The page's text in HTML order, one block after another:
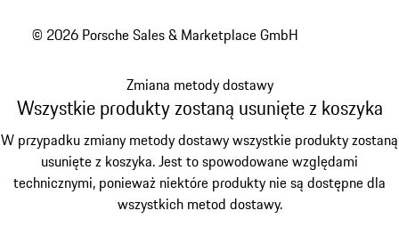
© 2026 Porsche Sales & Marketplace GmbH
Zmiana metody dostawy
Wszystkie produkty zostaną usunięte z koszyka
W przypadku zmiany metody dostawy wszystkie produkty zostaną
usunięte z koszyka. Jest to spowodowane względami
technicznymi, ponieważ niektóre produkty nie są dostępne dla
wszystkich metod dostawy.